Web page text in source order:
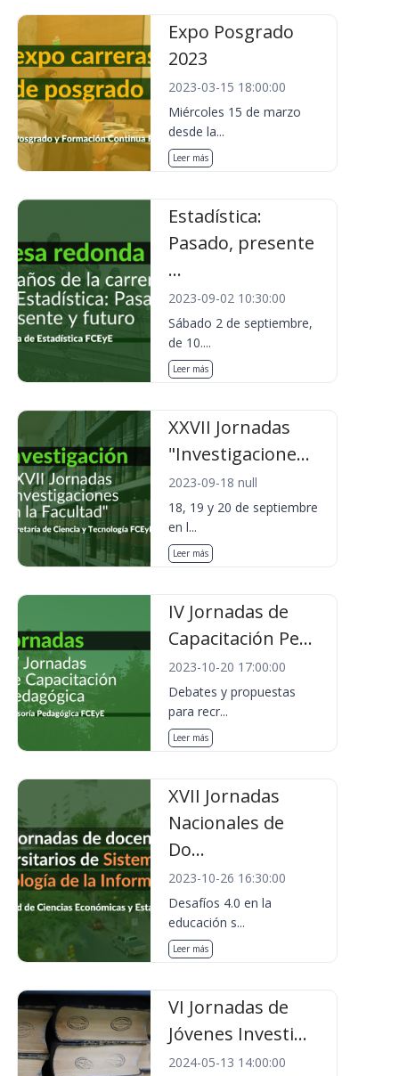
Expo Posgrado
2023
2023-03-15 18:00:00
Miércoles 15 de marzo
desde la...
Leer más
Estadística:
Pasado, presente
...
2023-09-02 10:30:00
Sábado 2 de septiembre,
de 10....
Leer más
XXVII Jornadas
"Investigacione...
2023-09-18 null
18, 19 y 20 de septiembre
en l...
Leer más
IV Jornadas de
Capacitación Pe...
2023-10-20 17:00:00
Debates y propuestas
para recr...
Leer más
XVII Jornadas
Nacionales de
Do...
2023-10-26 16:30:00
Desafíos 4.0 en la
educación s...
Leer más
VI Jornadas de
Jóvenes Investi...
2024-05-13 14:00:00